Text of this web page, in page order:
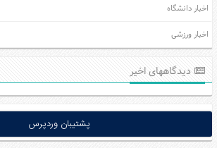
اخبار دانشگاه
اخبار ورزشی
دیدگاههای اخیر
پشتیبان وردپرس